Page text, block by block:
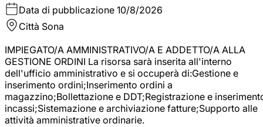
Data di pubblicazione 10/8/2026
Città Sona
IMPIEGATO/A AMMINISTRATIVO/A E ADDETTO/A ALLA
GESTIONE ORDINI La risorsa sarà inserita all'interno
dell'ufficio amministrativo e si occuperà di:Gestione e
inserimento ordini;Inserimento ordini a
magazzino;Bollettazione e DDT;Registrazione e
incassi;Sistemazione e archiviazione fatture;Supporto alle
attività amministrative ordinarie.